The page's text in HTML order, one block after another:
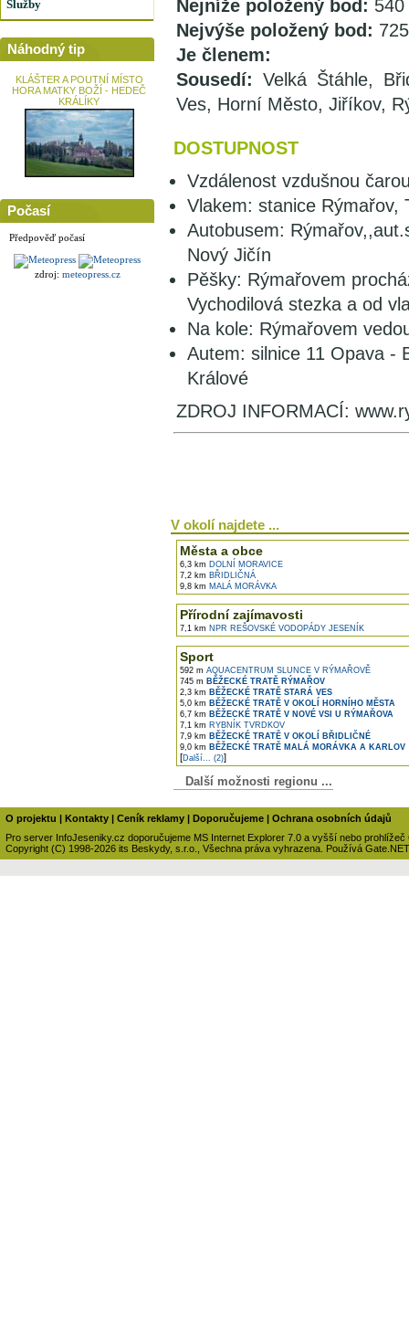
Služby
Náhodný tip
KLÁŠTER A POUTNÍ MÍSTO
HORA MATKY BOŽÍ - HEDEČ
KRÁLÍKY
Počasí
Předpověď počasí
zdroj: meteopress.cz
Nejníže položený bod:
Nejvýše položený bod:
Je členem:
Sousedí: Velká Štáhle,
Ves, Horní Město, Jiříkov,
DOSTUPNOST
Vzdálenost vzdušnou
Vlakem: stanice Rýmařov,
Autobusem:
Nový Jičín
Pěšky: Rýmařovem
Vychodilová stezka a od
Na kole: Rýmařovem
Autem: silnice 11 Opava -
Králové
ZDROJ INFORMACÍ:
V okolí najdete ...
Města a obce
6,3 km DOLNÍ MORAVICE
7,2 km BŘIDLIČNÁ
9,8 km MALÁ MORÁVKA
Přírodní zajímavosti
7,1 km NPR REŠOVSKÉ VODOPÁDY JESENÍK
Sport
592 m AQUACENTRUM SLUNCE V RÝMAŘOVĚ
745 m BĚŽECKÉ TRATĚ RÝMAŘOV
2,3 km BĚŽECKÉ TRATĚ STARÁ VES
5,0 km BĚŽECKÉ TRATĚ V OKOLÍ HORNÍHO MĚSTA
6,7 km BĚŽECKÉ TRATĚ V NOVÉ VSI U RÝMAŘOVA
7,1 km RYBNÍK TVRDKOV
7,9 km BĚŽECKÉ TRATĚ V OKOLÍ BŘIDLIČNÉ
9,0 km BĚŽECKÉ TRATĚ MALÁ MORÁVKA A KARLOV
[Další... (2)]
Další možnosti regionu ...
O projektu | Kontakty | Ceník reklamy | Doporučujeme | Ochrana osobních údajů
Pro server InfoJeseniky.cz doporučujeme MS Internet Explorer 7.0 a vyšší nebo prohlížeč
Copyright (C) 1998-2026 its Beskydy, s.r.o., Všechna práva vyhrazena. Používá